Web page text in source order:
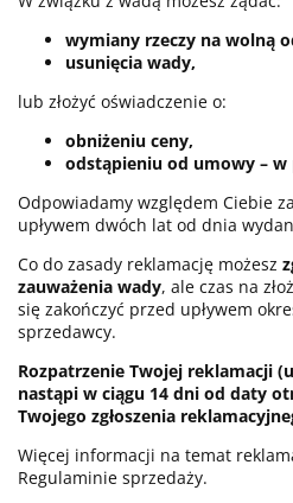
wymiany rzeczy na wolną
usunięcia wady,
lub złożyć oświadczenie o:
obniżeniu ceny,
odstąpieniu od umowy –
Odpowiadamy względem Ciebie
upływem dwóch lat od dnia
Co do zasady reklamację możesz
zauważenia wady, ale czas na
się zakończyć przed upływem
sprzedawcy.
Rozpatrzenie Twojej reklamacji
nastąpi w ciągu 14 dni od daty
Twojego zgłoszenia
Więcej informacji na temat
Regulaminie sprzedaży.